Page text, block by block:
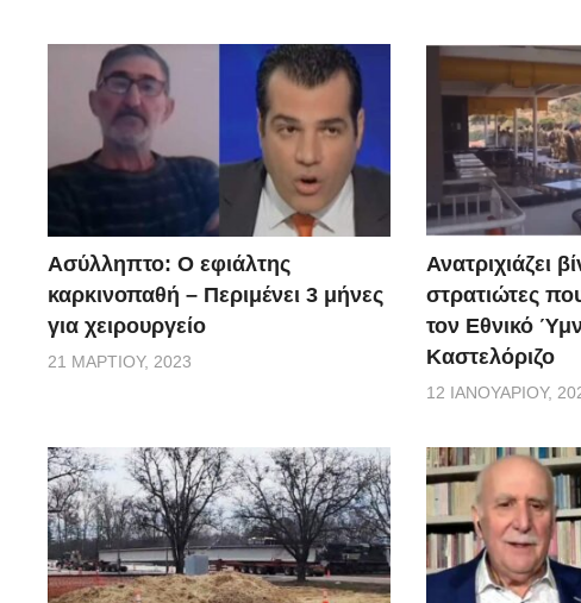
Ασύλληπτο: Ο εφιάλτης
καρκινοπαθή – Περιμένει 3 μήνες
για χειρουργείο
21 ΜΑΡΤΊΟΥ, 2023
Ανατριχιάζει
στρατιώτες
τον Εθνικό
Καστελόριζο
12 ΙΑΝΟΥΑΡΊΟΥ,